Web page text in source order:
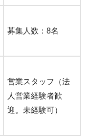
募集人数：8名
営業スタッフ（法
人営業経験者歓
迎。未経験可）